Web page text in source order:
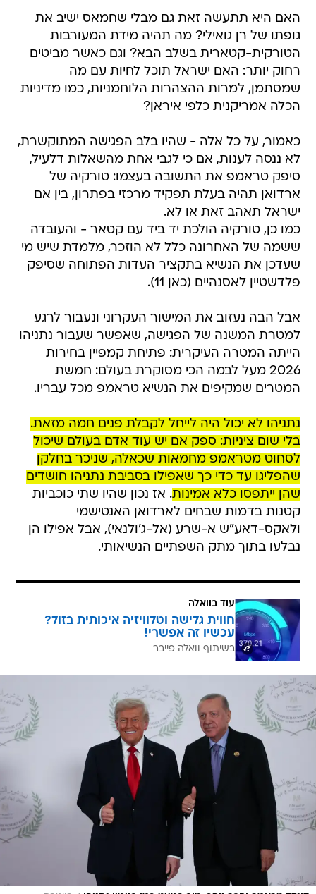
האם היא תתעשה זאת גם מבלי שחמאס ישיב את
גופתו של רן גואילי? מה תהיה מידת המעורבות
הטורקית-קטארית בשלב הבא? וגם כאשר מביטים
רחוק יותר: האם ישראל תוכל לחיות עם מה
שמסתמן, למרות ההצהרות הלוחמניות, כמו מדיניות
הכלה אמריקנית כלפי איראן?
כאמור, על כל אלה - שהיו בלב הפגישה המתוקשרת,
לא ננסה לענות, אם כי לגבי אחת מהשאלות דלעיל,
סיפק טראמפ את התשובה בעצמו: טורקיה של
ארדואן תהיה בעלת תפקיד מרכזי בפתרון, בין אם
ישראל תאהב זאת או לא.
כמו כן, טורקיה הולכת יד ביד עם קטאר - והעובדה
ששמה של האחרונה כלל לא הוזכר, מלמדת שיש מי
שעדכן את הנשיא בתקציר העדות הפתוחה שסיפק
פלדשטיין לאסנהיים (כאן 11).
אבל הבה נעזוב את המישור העקרוני ונעבור לרגע
למטרת המשנה של הפגישה, שאפשר שעבור נתניהו
הייתה המטרה העיקרית: פתיחת קמפיין בחירות
2026 מעל לבמה הכי מסוקרת בעולם: חמשת
המטרים שמקיפים את הנשיא טראמפ מכל עבריו.
נתניהו לא יכול היה לייחל לקבלת פנים חמה מזאת.
בלי שום ציניות: ספק אם יש עוד אדם בעולם שיכול
לסחוט מטראמפ מחמאות שכאלה, שניכר בחלקן
שהפליגו עד כדי כך שאפילו בסביבת נתניהו חושדים
שהן ייתפסו כלא אמינות. אז נכון שהיו שתי כוכביות
קטנות בדמות שבחים לארדואן האנטישמי
ולאקס-דאע"ש א-שרע (אל-ג'ולנאי), אבל אפילו הן
נבלעו בתוך מתק השפתיים הנשיאותי.
עוד בוואלה
חווית גלישה וטלוויזיה איכותית בזול?
עכשיו זה אפשרי!
בשיתוף וואלה פייבר